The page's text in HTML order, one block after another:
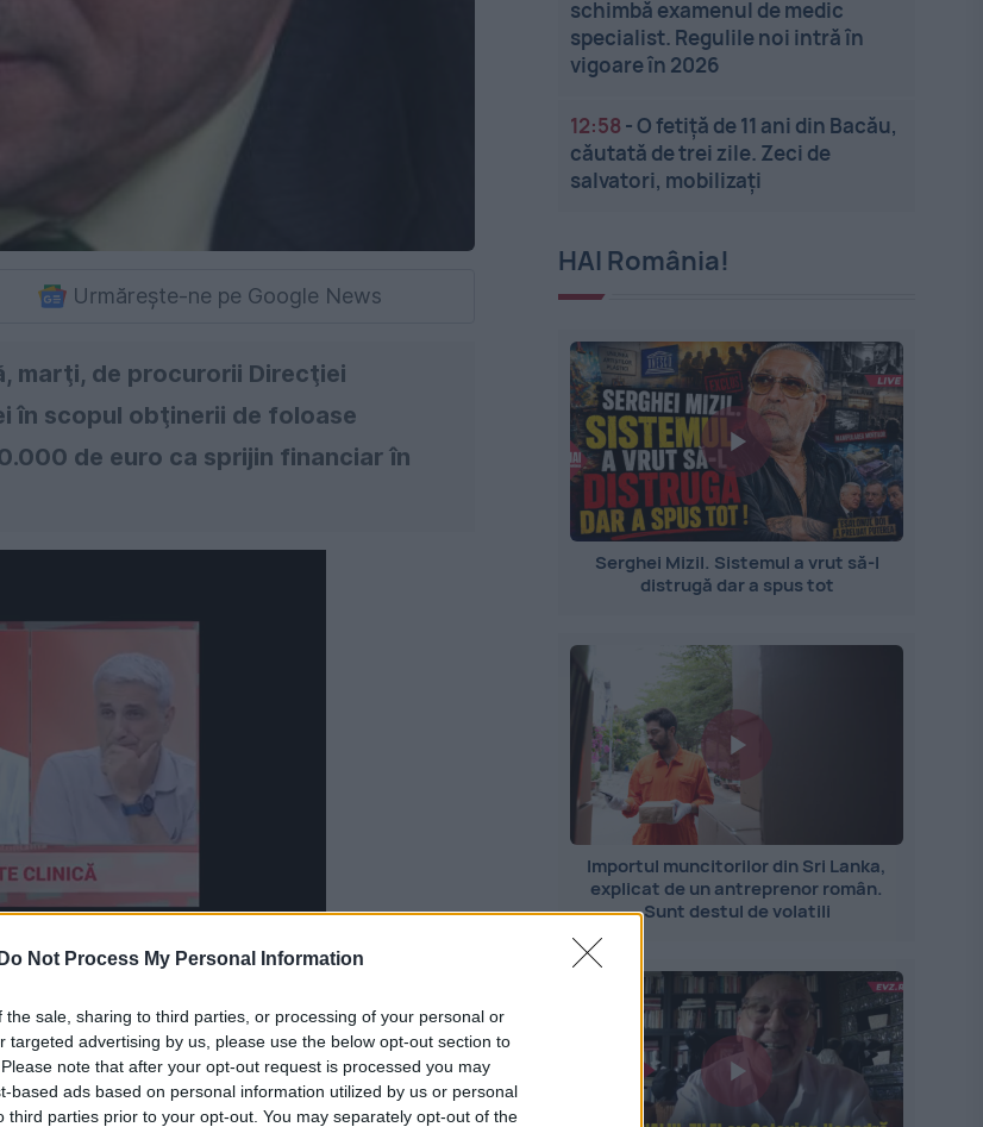
Do Not Process My Personal Information
the sale, sharing to third parties, or processing of your personal or
targeted advertising by us, please use the below opt-out section to
note that after your opt-out request is processed you may
based ads based on personal information utilized by us or personal
third parties prior to your opt-out. You may separately opt-out of the
Urmărește-ne pe Google News
marţi, de procurorii Direcţiei
în scopul obţinerii de foloase
de euro ca sprijin financiar în
Înaltei Curţi de Casaţie şi Justiţie.
schimbă examenul de medic
specialist. Regulile noi intră în
vigoare în 2026
12:58 -O fetiță de 11 ani din Bacău,
căutată de trei zile. Zeci de
salvatori, mobilizați
HAI România!
Serghei Mizil. Sistemul a vrut să-l
distrugă dar a spus tot
Importul muncitorilor din Sri Lanka,
explicat de un antreprenor român.
Sunt destul de volatili